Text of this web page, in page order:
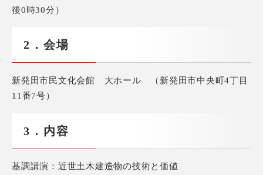
後0時30分）
2．会場
新発田市民文化会館 大ホール （新発田市中央町4丁目
11番7号）
3．内容
基調講演：近世土木建造物の技術と価値